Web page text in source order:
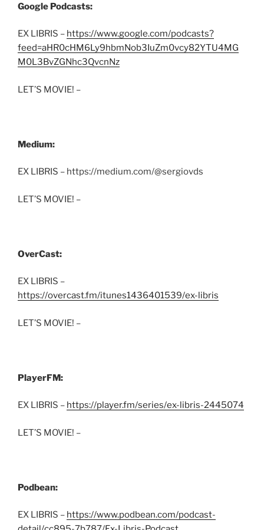
Google Podcasts:
EX LIBRIS – https://www.google.com/podcasts?
feed=aHR0cHM6Ly9hbmNob3IuZm0vcy82YTU4MG
M0L3BvZGNhc3QvcnNz
LET’S MOVIE! –
Medium:
EX LIBRIS – https://medium.com/@sergiovds
LET’S MOVIE! –
OverCast:
EX LIBRIS –
https://overcast.fm/itunes1436401539/ex-libris
LET’S MOVIE! –
PlayerFM:
EX LIBRIS – https://player.fm/series/ex-libris-2445074
LET’S MOVIE! –
Podbean:
EX LIBRIS – https://www.podbean.com/podcast-